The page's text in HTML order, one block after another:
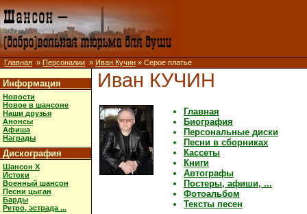
Главная » Персоналии » Иван Кучин » Серое платье
Информация
Новости
Новое в шансоне
Наши друзья
Анонсы
Афиша
Награды
Дискография
Шансон X
Истоки
Военный шансон
Песни цыган
Барды
Ретро, эстрада ...
Иван КУЧИН
Главная
Биография
Персональные диски
Песни в сборниках
Кассеты
Книги
Автографы
Постеры, афиши, ...
Фотоальбом
Тексты песен